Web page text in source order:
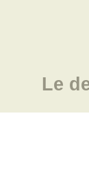
Le